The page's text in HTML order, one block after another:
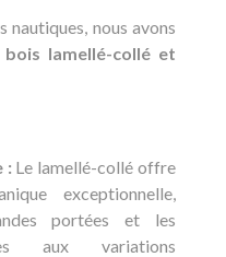
nous avons
bois lamellé-collé et
: Le lamellé-collé offre
exceptionnelle,
portées et les
aux variations